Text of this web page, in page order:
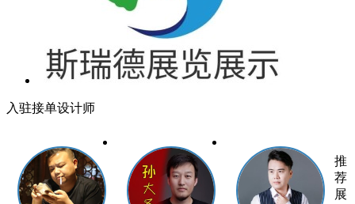
入驻接单设计师
推
荐
展